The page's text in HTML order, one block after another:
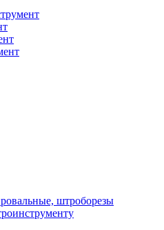
штроборезы